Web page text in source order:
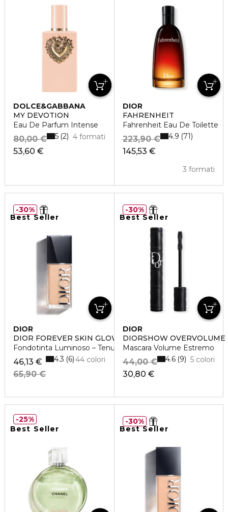
DOLCE&GABBANA
MY DEVOTION
Eau De Parfum Intense
53,60 €
80,00 € 4 formati
5 2
DIOR
FAHRENHEIT
Fahrenheit Eau De Toilette
145,53 €
223,90 €
3 formati
4.9 71
Best Seller
DIOR
DIOR FOREVER SKIN GLOW
Fondotinta Luminoso – Tenuta 24 Ore e Idratazione 48 Ore
46,13 €
65,90 €
44 colori
4.3 6
30%
Best Seller
DIOR
DIORSHOW OVERVOLUME
Mascara Volume Estremo
30,80 €
44,00 € 5 colori
4.6 9
30%
Best Seller
25%
Best Seller
30%